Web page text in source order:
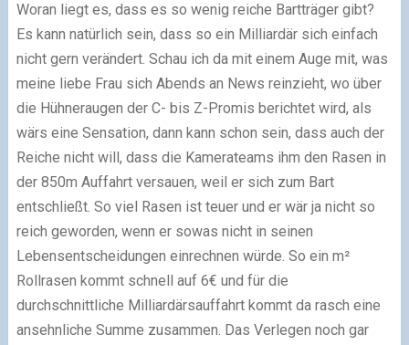
Woran liegt es, dass es so wenig reiche Bartträger gibt?
Es kann natürlich sein, dass so ein Milliardär sich einfach
nicht gern verändert. Schau ich da mit einem Auge mit, was
meine liebe Frau sich Abends an News reinzieht, wo über
die Hühneraugen der C- bis Z-Promis berichtet wird, als
wärs eine Sensation, dann kann schon sein, dass auch der
Reiche nicht will, dass die Kamerateams ihm den Rasen in
der 850m Auffahrt versauen, weil er sich zum Bart
entschließt. So viel Rasen ist teuer und er wär ja nicht so
reich geworden, wenn er sowas nicht in seinen
Lebensentscheidungen einrechnen würde. So ein m²
Rollrasen kommt schnell auf 6€ und für die
durchschnittliche Milliardärsauffahrt kommt da rasch eine
ansehnliche Summe zusammen. Das Verlegen noch gar